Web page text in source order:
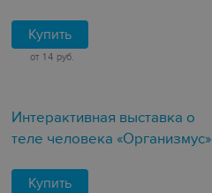
Купить
от 14 руб.
Интерактивная выставка о
теле человека «Организмус»
Купить